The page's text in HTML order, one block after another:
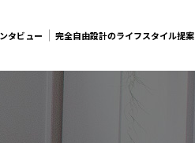
タビュー 完全自由設計のライフスタイル提案